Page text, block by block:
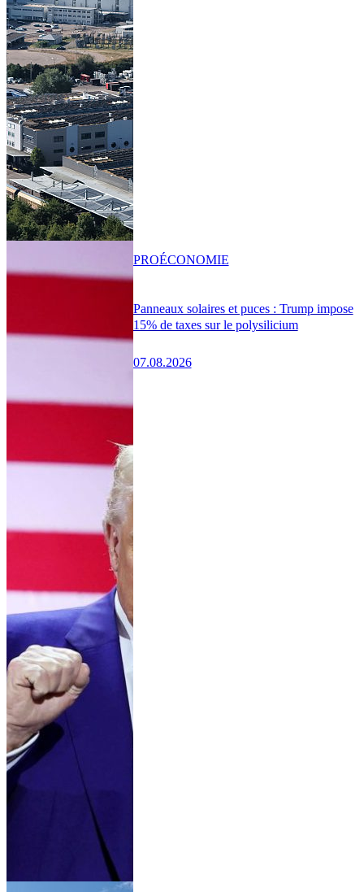
Panneaux solaires et puces : Trump impose
15% de taxes sur le polysilicium
07.08.2026
PROÉCONOMIE